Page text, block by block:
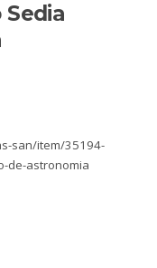
san/item/35194-
de-astronomia